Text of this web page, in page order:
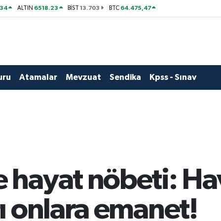
ALTIN 6518.23 BİST13.703 BTC 64.475,47
Atamalar Mevzuat Sendika Kpss - Sınav
hayat nöbeti:
onlara emanet!